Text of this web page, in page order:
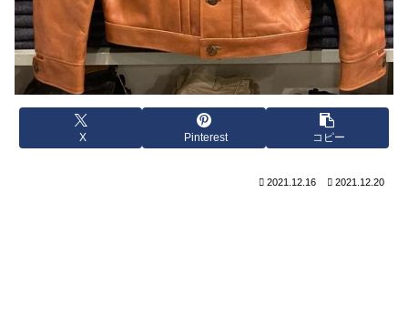
X Pinterest コピー
2021.12.16 2021.12.20